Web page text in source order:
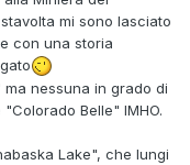
mi sono lasciato
con una storia
nessuna in grado di
Belle" IMHO.
Lake", che lungi